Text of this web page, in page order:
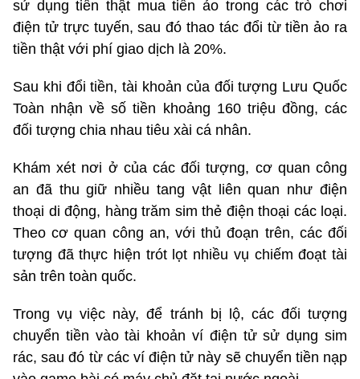
sử dụng tiền thật mua tiền ảo trong các trò chơi
điện tử trực tuyến, sau đó thao tác đổi từ tiền ảo ra
tiền thật với phí giao dịch là 20%.
Sau khi đổi tiền, tài khoản của đối tượng Lưu Quốc
Toàn nhận về số tiền khoảng 160 triệu đồng, các
đối tượng chia nhau tiêu xài cá nhân.
Khám xét nơi ở của các đối tượng, cơ quan công
an đã thu giữ nhiều tang vật liên quan như điện
thoại di động, hàng trăm sim thẻ điện thoại các loại.
Theo cơ quan công an, với thủ đoạn trên, các đối
tượng đã thực hiện trót lọt nhiều vụ chiếm đoạt tài
sản trên toàn quốc.
Trong vụ việc này, để tránh bị lộ, các đối tượng
chuyển tiền vào tài khoản ví điện tử sử dụng sim
rác, sau đó từ các ví điện tử này sẽ chuyển tiền nạp